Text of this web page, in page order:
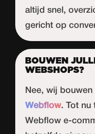
altijd snel,
gericht op
BOUWEN
WEBSHOPS?
Nee, wij
Webflow. Tot nu
Webflow e-